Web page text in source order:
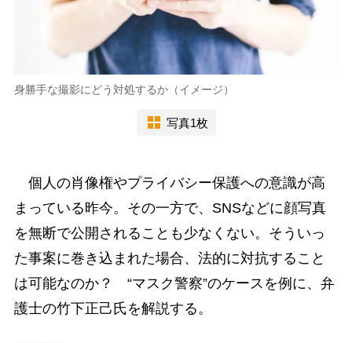
身勝手な撮影にどう対処するか（イメージ）
写真1枚
個人の肖像権やプライバシー保護への意識が高
まっている昨今。その一方で、SNSなどに顔写真
を無断で公開されることも少なくない。そういっ
た事案に巻き込まれた場合、法的に対抗すること
は可能なのか？ “マスク警察”のケースを例に、弁
護士の竹下正己氏を解説する。